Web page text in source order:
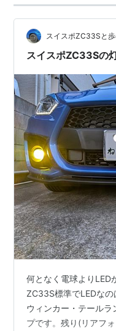
スイスポZC33Sと
スイスポZC33Sの
何となく電球よりLED
ZC33S標準でLEDな
ウィンカー・テール
プです。残り(リアフ